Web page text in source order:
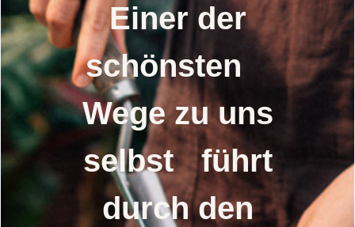
Einer der
schönsten
Wege zu uns
selbst führt
durch den